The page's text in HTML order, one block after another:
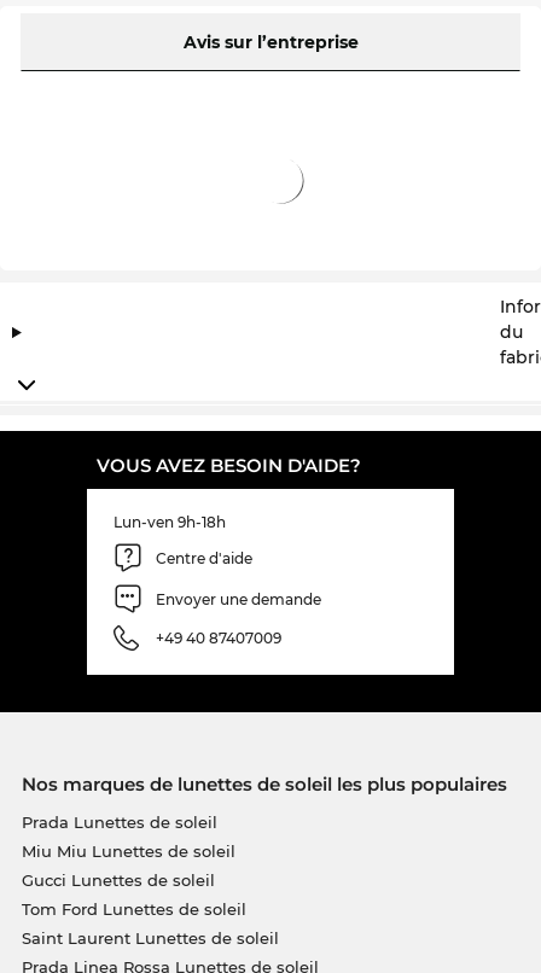
Avis sur l’entreprise
du
VOUS AVEZ BESOIN D'AIDE?
Lun-ven 9h-18h
Centre d'aide
Envoyer une demande
+49 40 87407009
Nos marques de lunettes de soleil les plus populaires
Prada Lunettes de soleil
Miu Miu Lunettes de soleil
Gucci Lunettes de soleil
Tom Ford Lunettes de soleil
Saint Laurent Lunettes de soleil
Prada Linea Rossa Lunettes de soleil